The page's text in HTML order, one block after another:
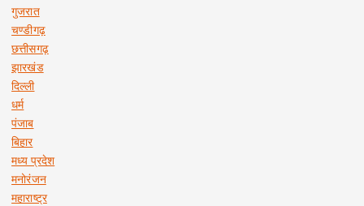
गुजरात
चण्डीगढ़
छत्तीसगढ़
झारखंड
दिल्ली
धर्म
पंजाब
बिहार
मध्य प्रदेश
मनोरंजन
महाराष्ट्र